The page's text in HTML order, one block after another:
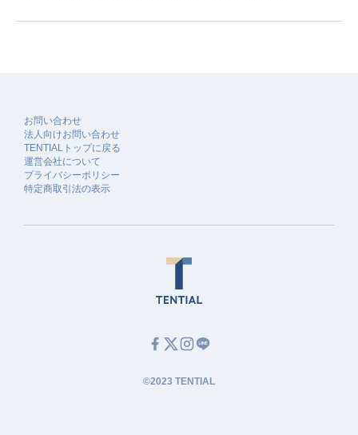
お問い合わせ
法人向けお問い合わせ
TENTIALトップに戻る
運営会社について
プライバシーポリシー
特定商取引法の表示
©2023 TENTIAL